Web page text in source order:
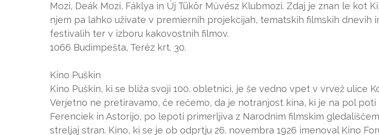
Mozi, Deák Mozi, Fáklya in Új Tükör Művész Klubmozi. Zdaj je znan le kot
njem pa lahko uživate v premiernih projekcijah, tematskih filmskih dnevih
festivalih ter v izboru kakovostnih filmov.
1066 Budimpešta, Teréz krt. 30.
Kino Puškin
Kino Puškin, ki se bliža svoji 100. obletnici, je še vedno vpet v vrvež ulice
Verjetno ne pretiravamo, če rečemo, da je notranjost kina, ki je na pol
Ferenciek in Astorijo, po lepoti primerljiva z Narodnim filmskim
streljaj stran. Kino, ki se je ob odprtju 26. novembra 1926 imenoval Kino